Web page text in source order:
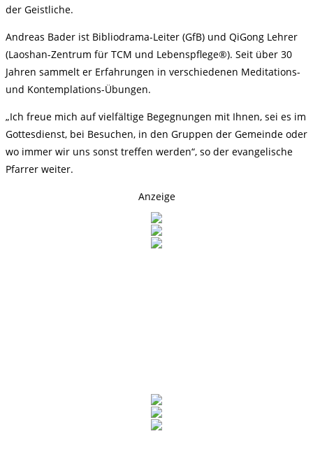
der Geistliche.
Andreas Bader ist Bibliodrama-Leiter (GfB) und QiGong Lehrer
(Laoshan-Zentrum für TCM und Lebenspflege®). Seit über 30
Jahren sammelt er Erfahrungen in verschiedenen Meditations-
und Kontemplations-Übungen.
„Ich freue mich auf vielfältige Begegnungen mit Ihnen, sei es im
Gottesdienst, bei Besuchen, in den Gruppen der Gemeinde oder
wo immer wir uns sonst treffen werden“, so der evangelische
Pfarrer weiter.
Anzeige